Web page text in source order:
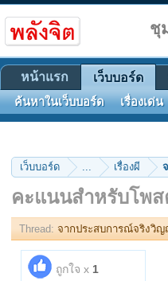
เว็บบอร์ด ... เรื่องผี
คะแนนสำหรับโพส
Thread: จากประสบการณ์จริงวิ
ถูกใจ x 1
ชุ
หน้าแรก เว็บบอร์ด
ค้นหาในเว็บบอร์ด เรื่องเด่น